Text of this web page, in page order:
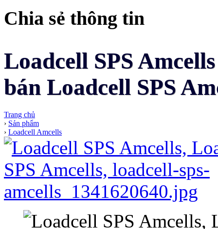
Chia sẻ thông tin
Loadcell SPS
bán Loadcell SPS
Trang chủ
› Sản phẩm
› Loadcell Amcells